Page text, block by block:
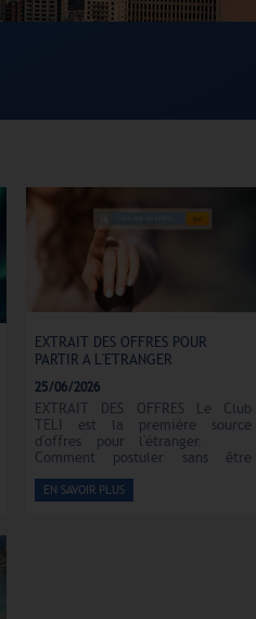
EXTRAIT DES OFFRES POUR
PARTIR A L'ETRANGER
25/06/2026
EXTRAIT DES OFFRES Le Club
TELI est la première source
d'offres pour l'étranger.
Comment postuler sans être
candidats peuvent contacter l'un
de nos 315 partenaires et peuvent
EN SAVOIR PLUS